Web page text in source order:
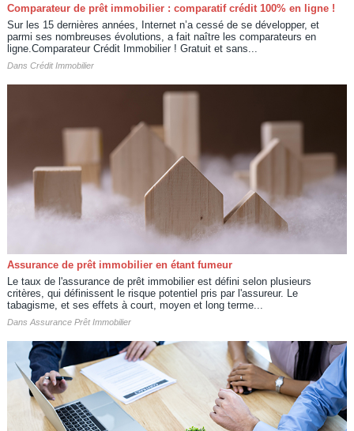
Comparateur de prêt immobilier : comparatif crédit 100% en ligne !
Sur les 15 dernières années, Internet n’a cessé de se développer, et
parmi ses nombreuses évolutions, a fait naître les comparateurs en
ligne.Comparateur Crédit Immobilier ! Gratuit et sans...
Dans Crédit Immobilier
Assurance de prêt immobilier en étant fumeur
Le taux de l'assurance de prêt immobilier est défini selon plusieurs
critères, qui définissent le risque potentiel pris par l'assureur. Le
tabagisme, et ses effets à court, moyen et long terme...
Dans Assurance Prêt Immobilier